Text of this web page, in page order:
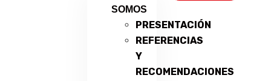
SOMOS
PRESENTACIÓN
REFERENCIAS
Y
RECOMENDACIONES